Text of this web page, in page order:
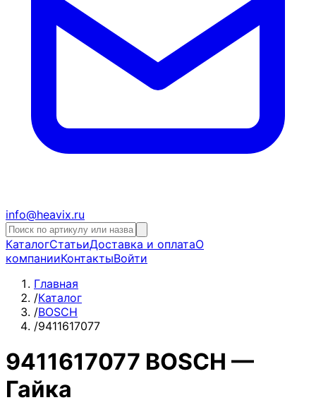
info@heavix.ru
КаталогСтатьиДоставка и оплатаО
компанииКонтактыВойти
Главная
/Каталог
/BOSCH
/9411617077
9411617077 BOSCH —
Гайка